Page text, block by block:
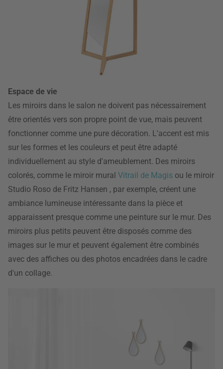
Espace de vie
Les miroirs dans le salon ne doivent pas nécessairement
être orientés vers son propre point de vue, mais peuvent
fonctionner comme une pure décoration. L'accent est mis
sur les formes et les couleurs et peut être adapté
individuellement au style d'ameublement. Des miroirs
colorés, comme le miroir mural Vitrail de Magis ou le miroir
Studio Roso de Fritz Hansen , par exemple, créent une
ambiance lumineuse intéressante dans la pièce et
apparaissent presque comme une peinture sur le mur. Des
miroirs plus petits peuvent être disposés comme des
images sur le mur et peuvent également être combinés
avec des affiches ou des photos encadrées dans le cadre
d'un collage.